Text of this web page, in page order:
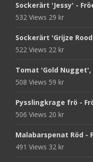
Sockerärt 'Jessy' -
532 Views 29 kr
Sockerärt 'Grijze
522 Views 22 kr
Tomat 'Gold Nugget',
508 Views 59 kr
Pysslingkrage frö -
506 Views 20 kr
Malabarspenat Röd -
491 Views 32 kr